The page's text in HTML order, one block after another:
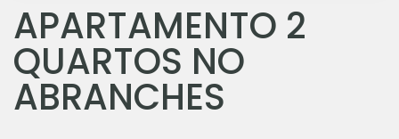
APARTAMENTO 2
QUARTOS NO
ABRANCHES